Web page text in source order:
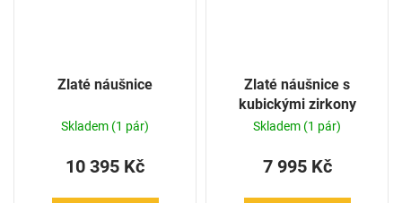
Zlaté náušnice
Skladem (1 pár)
10 395 Kč
Zlaté náušnice s
kubickými zirkony
Skladem (1 pár)
7 995 Kč